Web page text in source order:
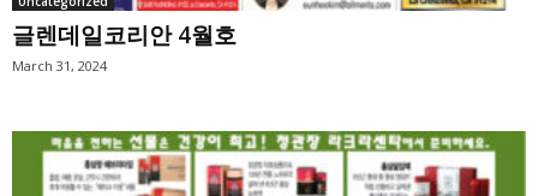
글렌데일코리안 4월호
March 31, 2024